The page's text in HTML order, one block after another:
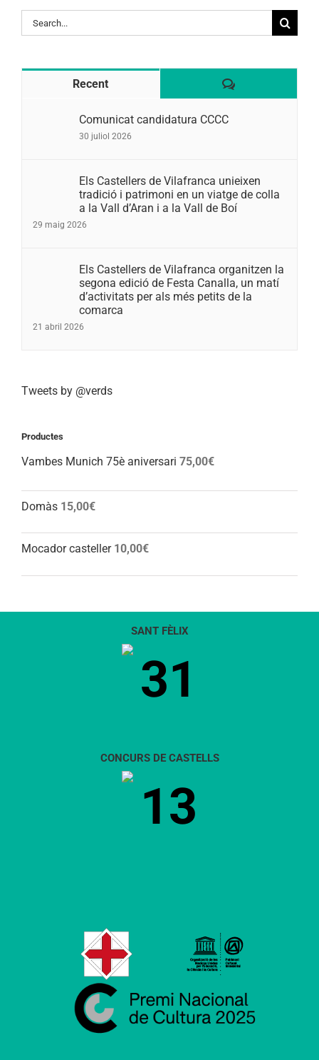
Search
for:
Recent Comentaris
Comunicat candidatura CCCC
30 juliol 2026
Els Castellers de Vilafranca unieixen
tradició i patrimoni en un viatge de colla
a la Vall d’Aran i a la Vall de Boí
29 maig 2026
Els Castellers de Vilafranca organitzen la
segona edició de Festa Canalla, un matí
d’activitats per als més petits de la
comarca
21 abril 2026
Tweets by @verds
Productes
Vambes Munich 75è aniversari 75,00€
Domàs 15,00€
Mocador casteller 10,00€
SANT FÈLIX
31
CONCURS DE CASTELLS
13